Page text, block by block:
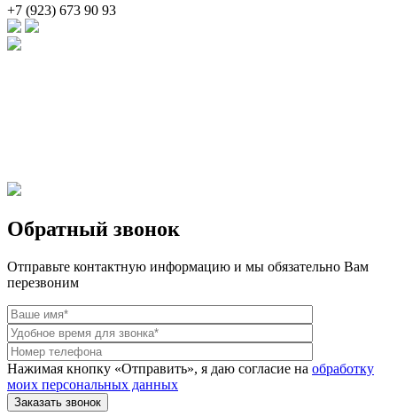
+7 (923) 673 90 93
Обратный звонок
Отправьте контактную информацию и мы обязательно Вам
перезвоним
Нажимая кнопку «Отправить», я даю согласие на обработку
моих персональных данных